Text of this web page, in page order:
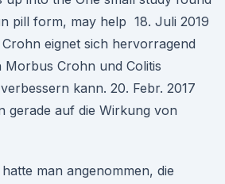
pill form, may help 18. Juli 2019
eignet sich hervorragend
Crohn und Colitis
kann. 20. Febr. 2017
gerade auf die Wirkung von
man angenommen, die